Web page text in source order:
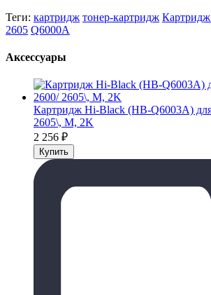
Теги: картридж тонер-картридж
2605 Q6000A
Аксессуары
Картридж Hi-Black (HB-Q6003A)
2605\, M, 2K
2 256 ₽